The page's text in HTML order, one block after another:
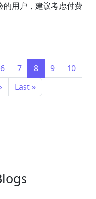
的用户，建议考虑付费
Page
6 Page
7 Page
8 Page
9 Page
10
一页末页
Last »